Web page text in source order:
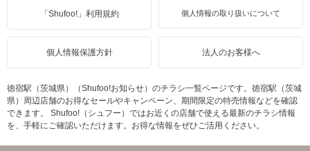
「Shufoo!」利用規約 個人情報の取り扱いについて
個人情報保護方針 法人のお客様へ
徳宿駅（茨城県）（Shufoo!お知らせ）のチラシ一覧ページです。徳宿駅（茨城
県）周辺店舗のお得なセールやキャンペーン、期間限定の特売情報などを確認
できます。 Shufoo!（シュフー）ではお近くの店舗で使える最新のチラシ情報
を、手軽にご確認いただけます。お得な情報をぜひご活用ください。